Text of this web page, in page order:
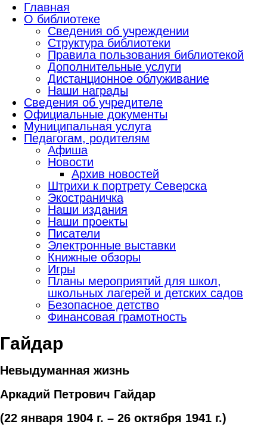
Главная
О библиотеке
Сведения об учреждении
Структура библиотеки
Правила пользования библиотекой
Дополнительные услуги
Дистанционное облуживание
Наши награды
Сведения об учредителе
Официальные документы
Муниципальная услуга
Педагогам, родителям
Афиша
Новости
Архив новостей
Штрихи к портрету Северска
Экостраничка
Наши издания
Наши проекты
Писатели
Электронные выставки
Книжные обзоры
Игры
Планы мероприятий для школ,
школьных лагерей и детских садов
Безопасное детство
Финансовая грамотность
Гайдар
Невыдуманная жизнь
Аркадий Петрович Гайдар
(22 января 1904 г. – 26 октября 1941 г.)